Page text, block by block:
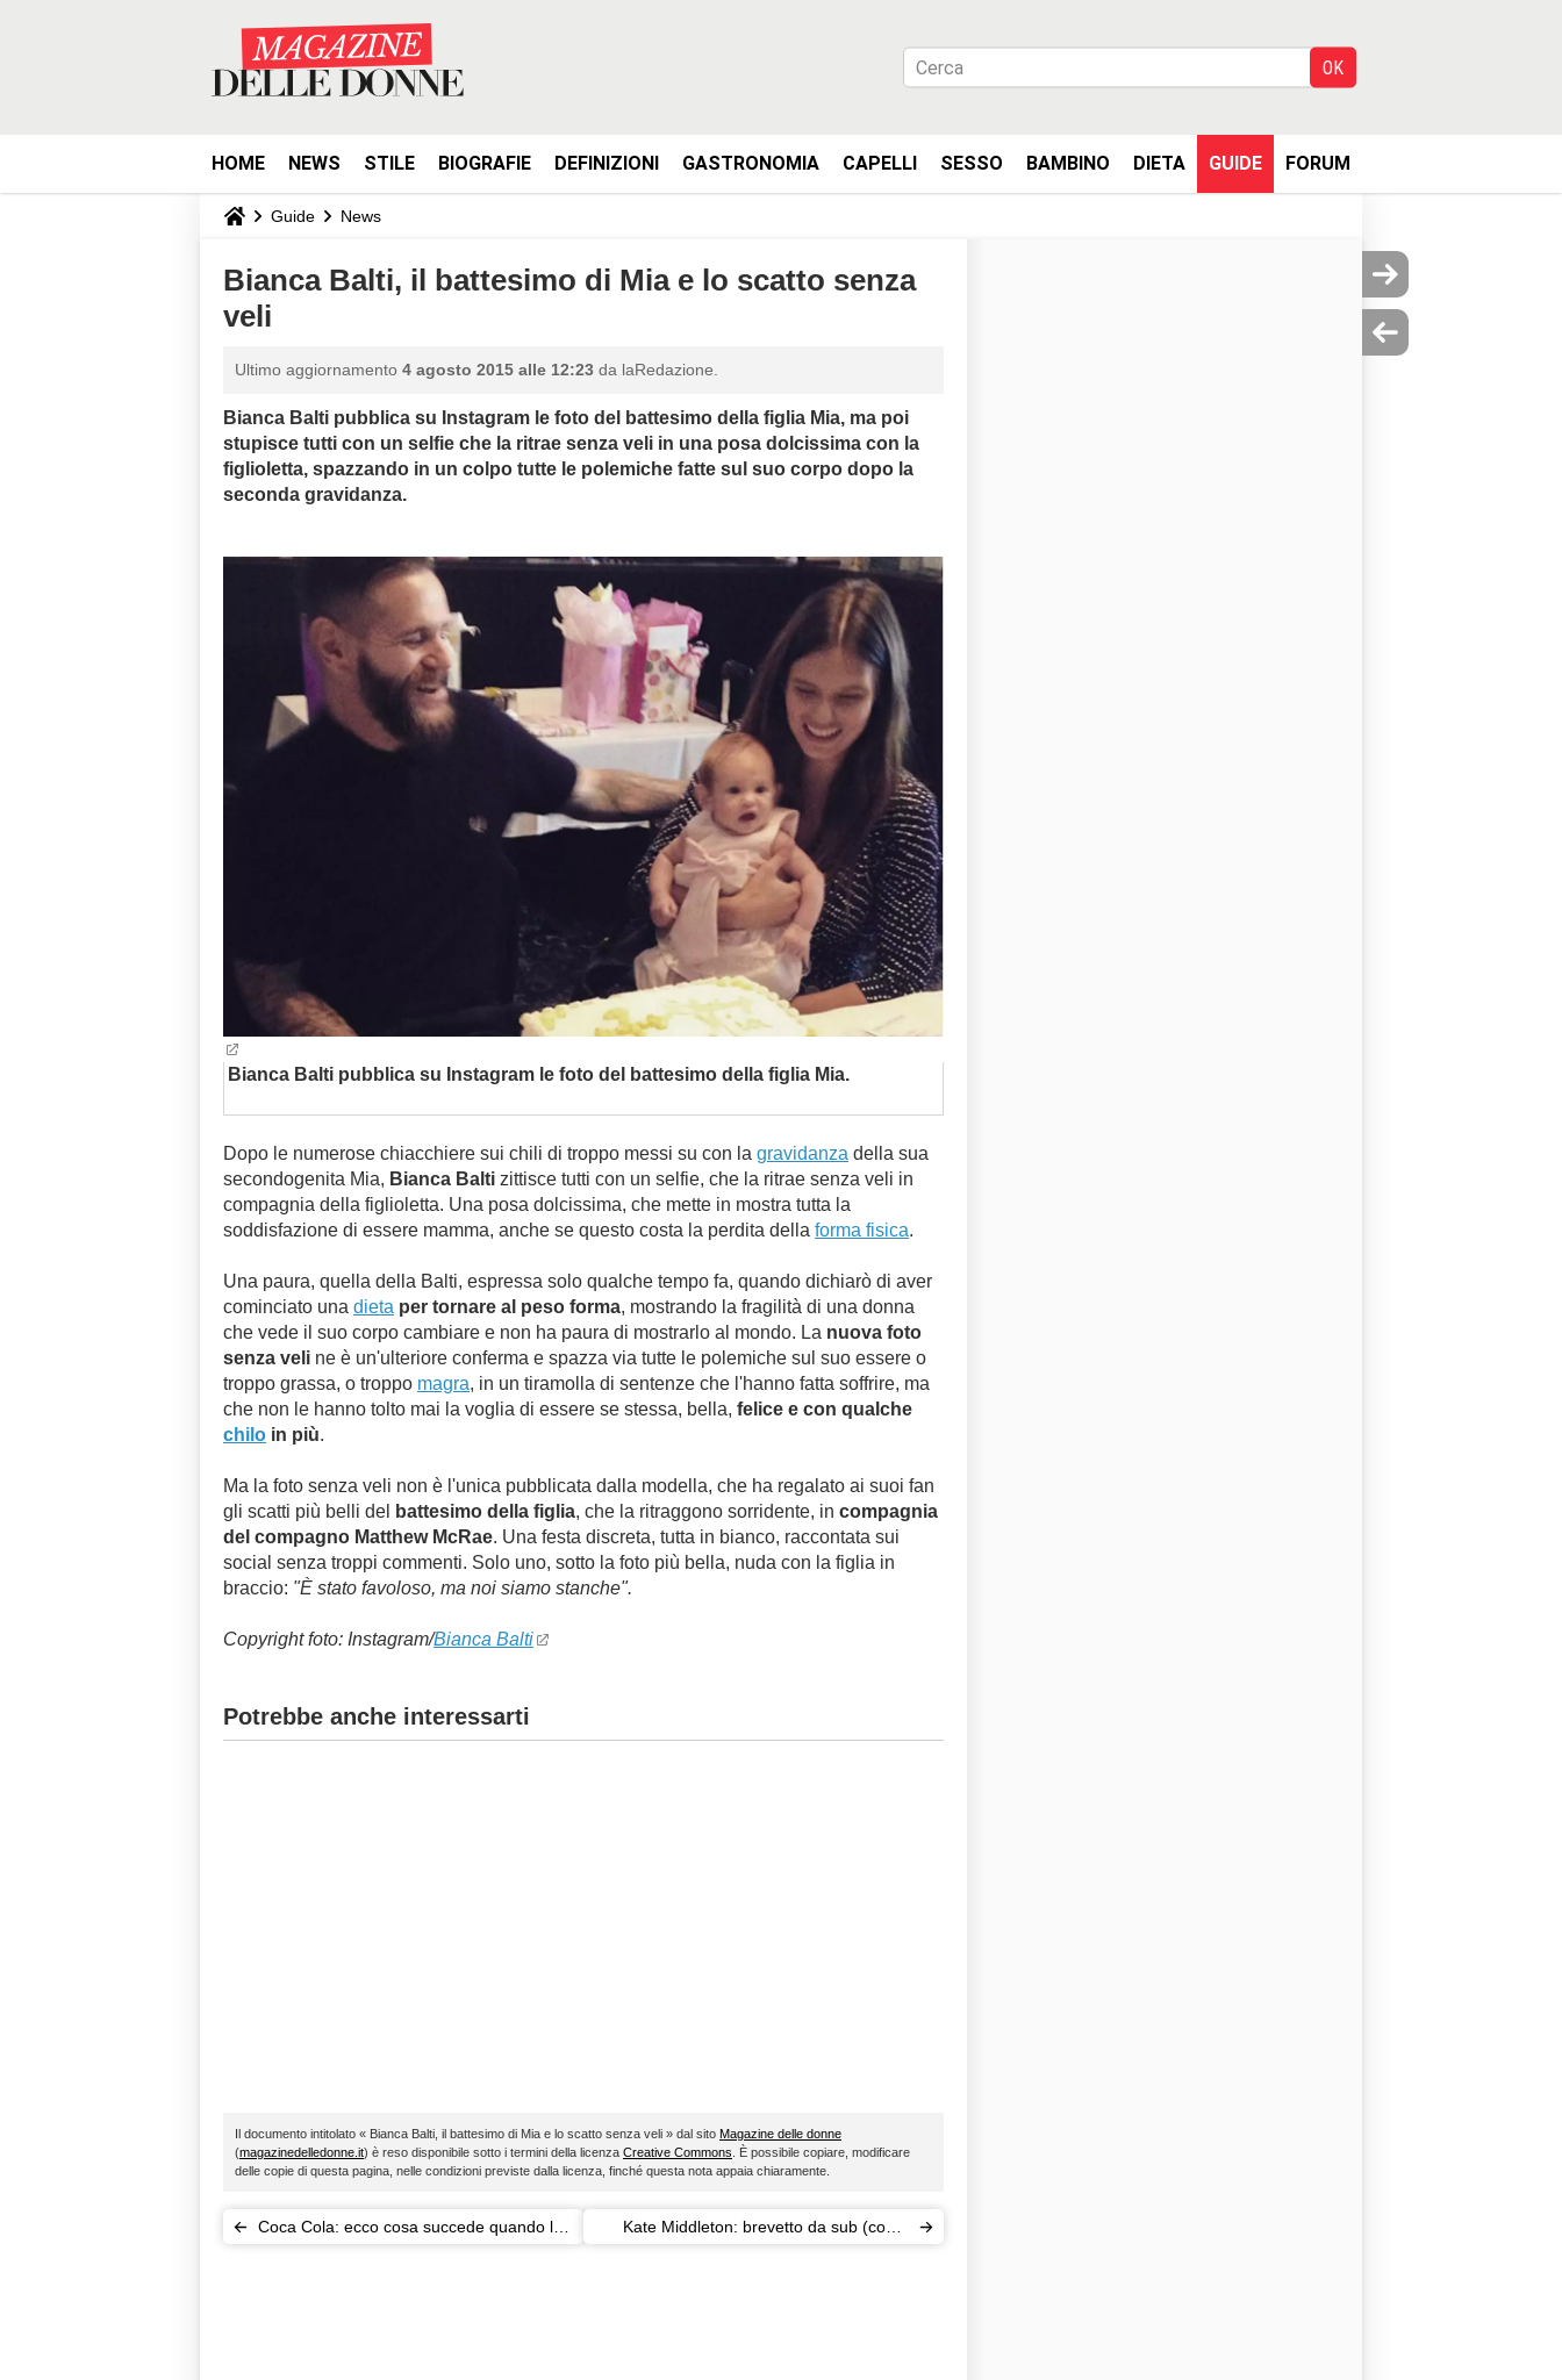
HOME NEWS STILE BIOGRAFIE DEFINIZIONI GASTRONOMIA CAPELLI SESSO BAMBINO DIETA GUIDE FORUM
Guide News
Bianca Balti, il battesimo di Mia e lo scatto senza
veli
Ultimo aggiornamento 4 agosto 2015 alle 12:23 da laRedazione.
Bianca Balti pubblica su Instagram le foto del battesimo della figlia Mia, ma poi
stupisce tutti con un selfie che la ritrae senza veli in una posa dolcissima con la
figlioletta, spazzando in un colpo tutte le polemiche fatte sul suo corpo dopo la
seconda gravidanza.
Bianca Balti pubblica su Instagram le foto del battesimo della figlia Mia.
Dopo le numerose chiacchiere sui chili di troppo messi su con la gravidanza della sua
secondogenita Mia, Bianca Balti zittisce tutti con un selfie, che la ritrae senza veli in
compagnia della figlioletta. Una posa dolcissima, che mette in mostra tutta la
soddisfazione di essere mamma, anche se questo costa la perdita della forma fisica.
Una paura, quella della Balti, espressa solo qualche tempo fa, quando dichiarò di aver
cominciato una dieta per tornare al peso forma, mostrando la fragilità di una donna
che vede il suo corpo cambiare e non ha paura di mostrarlo al mondo. La nuova foto
senza veli ne è un'ulteriore conferma e spazza via tutte le polemiche sul suo essere o
troppo grassa, o troppo magra, in un tiramolla di sentenze che l'hanno fatta soffrire, ma
che non le hanno tolto mai la voglia di essere se stessa, bella, felice e con qualche
chilo in più.
Ma la foto senza veli non è l'unica pubblicata dalla modella, che ha regalato ai suoi fan
gli scatti più belli del
battesimo della figlia, che la ritraggono sorridente, in compagnia
del compagno Matthew McRae. Una festa discreta, tutta in bianco, raccontata sui
social senza troppi commenti. Solo uno, sotto la foto più bella, nuda con la figlia in
braccio: "È stato favoloso, ma noi siamo stanche".
Copyright foto: Instagram/Bianca Balti
Potrebbe anche interessarti
Il documento intitolato « Bianca Balti, il battesimo di Mia e lo scatto senza veli » dal sito Magazine delle donne
(magazinedelledonne.it) è reso disponibile sotto i termini della licenza Creative Commons . È possibile copiare, modificare
delle copie di questa pagina, nelle condizioni previste dalla licenza, finché questa nota appaia chiaramente.
Coca Cola: ecco cosa succede quando la
Kate Middleton: brevetto da sub (come